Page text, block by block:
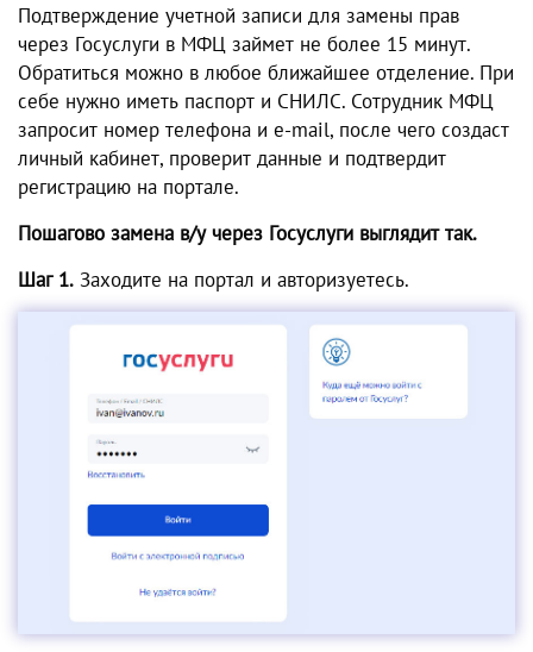
Подтверждение учетной записи для замены прав
через Госуслуги в МФЦ займет не более 15 минут.
Обратиться можно в любое ближайшее отделение. При
себе нужно иметь паспорт и СНИЛС. Сотрудник МФЦ
запросит номер телефона и e-mail, после чего создаст
личный кабинет, проверит данные и подтвердит
регистрацию на портале.
Пошагово замена в/у через Госуслуги выглядит так.
Шаг 1. Заходите на портал и авторизуетесь.